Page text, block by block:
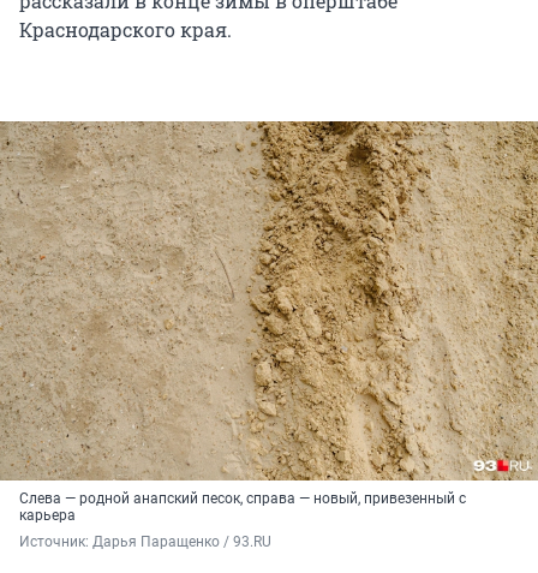
Краснодарского края.
Слева — родной анапский песок, справа — новый, привезенный с
карьера
Источник: Дарья Паращенко / 93.RU